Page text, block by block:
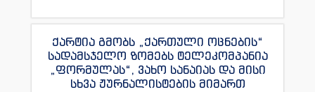
ქარტია გმობს „ქართული ოცნების“
სადამსჯელო ზომებს ტელეკომპანია
„ფორმულას“, ვახო სანაიას და მისი
სხვა ჟურნალისტების მიმართ